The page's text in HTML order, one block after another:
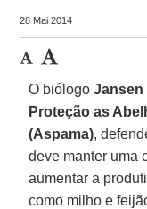
28 Mai 2014
O biólogoJansen
Proteção as
(Aspama),
deve manter uma
aumentar a
como milho e